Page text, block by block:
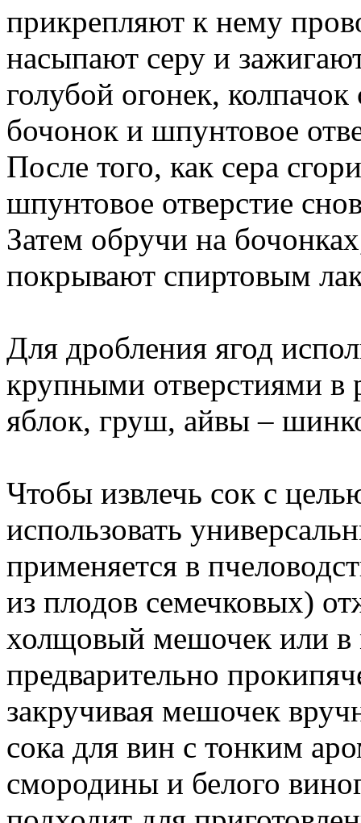
прикрепляют к нему
насыпают серу и
голубой огонек,
бочонок и шпунтовое
После того, как сера
шпунтовое отверстие
Затем обручи на
покрывают спиртовым
Для дробления ягод
крупными отверстиями в
яблок, груш, айвы –
Чтобы извлечь сок с
использовать
применяется в
из плодов семечковых)
холщовый мешочек или в
предварительно
закручивая мешочек
сока для вин с тонким
смородины и белого